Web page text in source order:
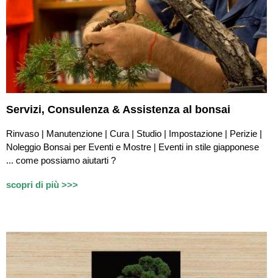
Servizi, Consulenza & Assistenza al bonsai
Rinvaso | Manutenzione | Cura | Studio | Impostazione | Perizie |
Noleggio Bonsai per Eventi e Mostre | Eventi in stile giapponese
... come possiamo aiutarti ?
scopri di più >>>